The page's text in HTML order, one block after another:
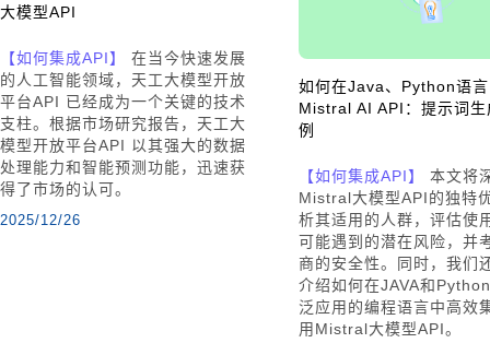
大模型API
【如何集成API】
在当今快速发展
的人工智能领域，天工大模型开放
平台API 已经成为一个关键的技术
支柱。根据市场研究报告，天工大
模型开放平台API 以其强大的数据
处理能力和智能预测功能，迅速获
得了市场的认可。
2025/12/26
如何在Java、Python语
Mistral AI API：提示词生
例
【如何集成API】
本文将
Mistral大模型API的独特
析其适用的人群，评估使
可能遇到的潜在风险，并
商的安全性。同时，我们
介绍如何在JAVA和
泛应用的编程语言中高效
用Mistral大模型API。